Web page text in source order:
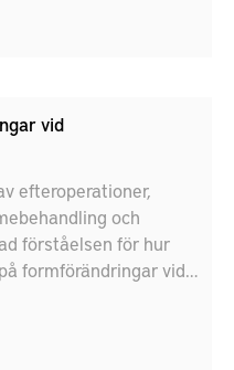
vid
efteroperationer,
och
förståelsen för hur
formförändringar vid